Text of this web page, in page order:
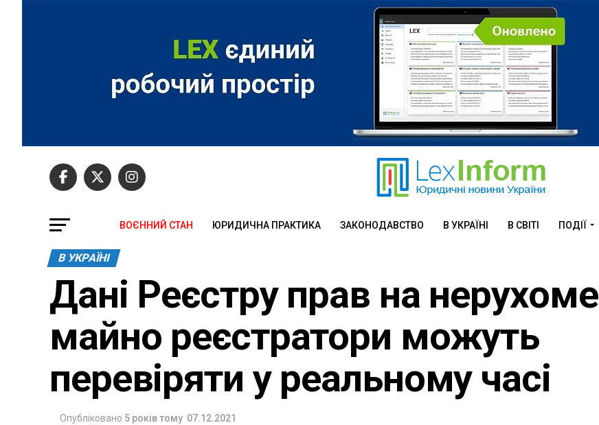
ВОЄННИЙ СТАН ЮРИДИЧНА ПРАКТИКА ЗАКОНОДАВСТВО В УКРАЇНІ В СВІТІ ПОДІЇ
В УКРАЇНІ
Дані Реєстру прав на нерухоме
майно реєстратори можуть
перевіряти у реальному часі
Опубліковано 5 років тому 07.12.2021